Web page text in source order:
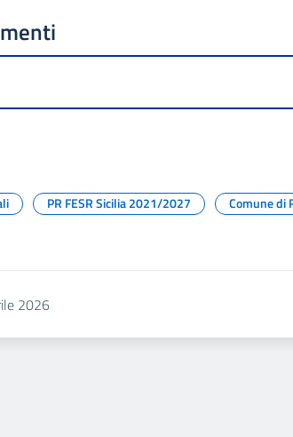
PR FESR Sicilia 2021/2027 Comune di
2026